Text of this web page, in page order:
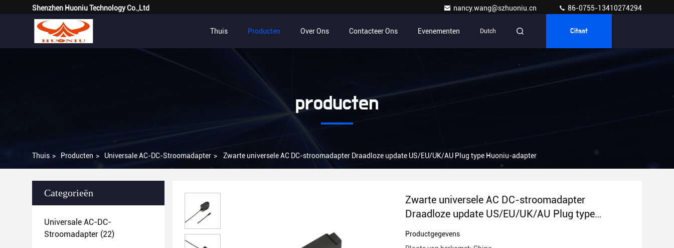
Shenzhen Huoniu Technology Co.,Ltd nancy.wang@szhuoniu.cn 86-0755-13410274294
Thuis Producten Over Ons Contacteer Ons Evenementen Dutch Citaat
producten
Thuis > Producten > Universale AC-DC-Stroomadapter > Zwarte universele AC DC-stroomadapter Draadloze update US/EU/UK/AU Plug type Huoniu-adapter
Categorieën
Universale AC-DC-
Stroomadapter (22)
Zwarte universele AC DC-stroomadapter
Draadloze update US/EU/UK/AU Plug type
Huoniu-adapter
Productgegevens